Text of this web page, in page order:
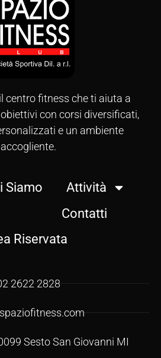
centro fitness che ti aiuta a
con corsi diversificati,
e un ambiente
accogliente.
Siamo
Attività
Contatti
Riservata
2622 2828
Sesto San Giovanni MI